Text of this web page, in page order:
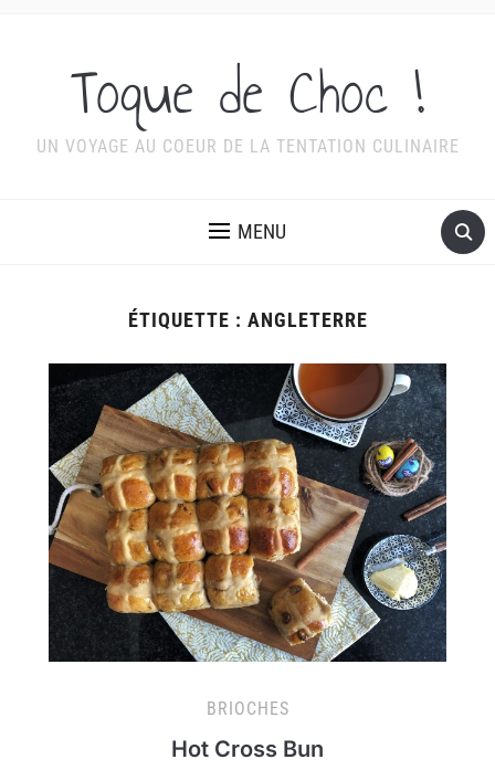
Toque de Choc !
UN VOYAGE AU COEUR DE LA TENTATION CULINAIRE
MENU
ÉTIQUETTE : ANGLETERRE
BRIOCHES
Hot Cross Bun